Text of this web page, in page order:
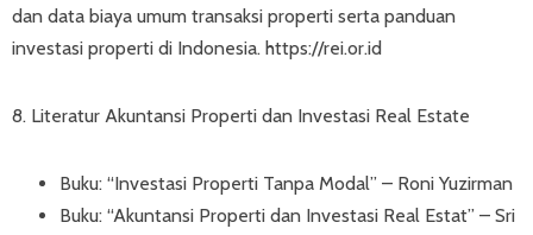
dan data biaya umum transaksi properti serta panduan
investasi properti di Indonesia. https://rei.or.id
8. Literatur Akuntansi Properti dan Investasi Real Estate
Buku: “Investasi Properti Tanpa Modal” – Roni Yuzirman
Buku: “Akuntansi Properti dan Investasi Real Estat” – Sri